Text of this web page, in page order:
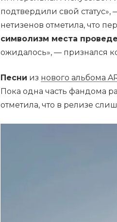
подтвердили свой статус»,
нетизенов отметила, что
символизм места
ожидалось», — признался
Песни из нового альбома
Пока одна часть фандома
отметила, что в релизе